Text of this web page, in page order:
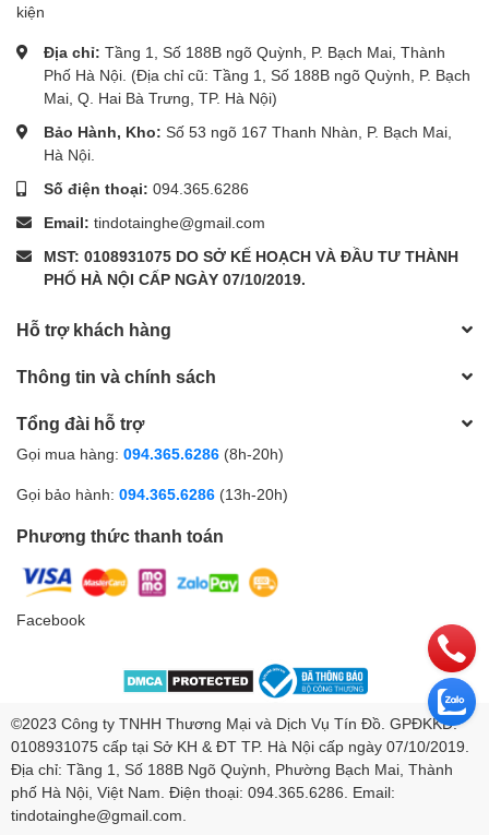
kiện
Địa chỉ: Tầng 1, Số 188B ngõ Quỳnh, P. Bạch Mai, Thành
Phố Hà Nội. (Địa chỉ cũ: Tầng 1, Số 188B ngõ Quỳnh, P. Bạch
Mai, Q. Hai Bà Trưng, TP. Hà Nội)
Bảo Hành, Kho: Số 53 ngõ 167 Thanh Nhàn, P. Bạch Mai,
Hà Nội.
Số điện thoại: 094.365.6286
Email: tindotainghe@gmail.com
MST: 0108931075 DO SỞ KẾ HOẠCH VÀ ĐẦU TƯ THÀNH
PHỐ HÀ NỘI CẤP NGÀY 07/10/2019.
Hỗ trợ khách hàng
Thông tin và chính sách
Tổng đài hỗ trợ
Gọi mua hàng: 094.365.6286 (8h-20h)
Gọi bảo hành: 094.365.6286 (13h-20h)
Phương thức thanh toán
Facebook
©2023 Công ty TNHH Thương Mại và Dịch Vụ Tín Đồ. GPĐKKD:
0108931075 cấp tại Sở KH & ĐT TP. Hà Nội cấp ngày 07/10/2019.
Địa chỉ: Tầng 1, Số 188B Ngõ Quỳnh, Phường Bạch Mai, Thành
phố Hà Nội, Việt Nam. Điện thoại: 094.365.6286. Email:
tindotainghe@gmail.com